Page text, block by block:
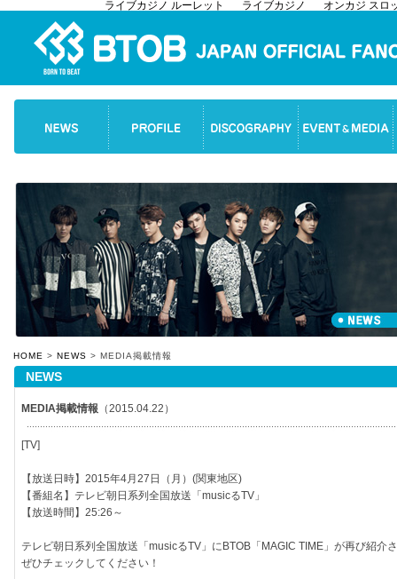
ライブカジノ ルーレット ライブカジノ オンカジ スロ
HOME >NEWS > MEDIA掲載情報
NEWS
MEDIA掲載情報 （2015.04.22）
[TV]
【放送日時】2015年4月27日（月）(関東地区)
【番組名】テレビ朝日系列全国放送「musicるTV」
【放送時間】25:26～
テレビ朝日系列全国放送「musicるTV」にBTOB「MAGIC TIME」が再び紹介
ぜひチェックしてください！